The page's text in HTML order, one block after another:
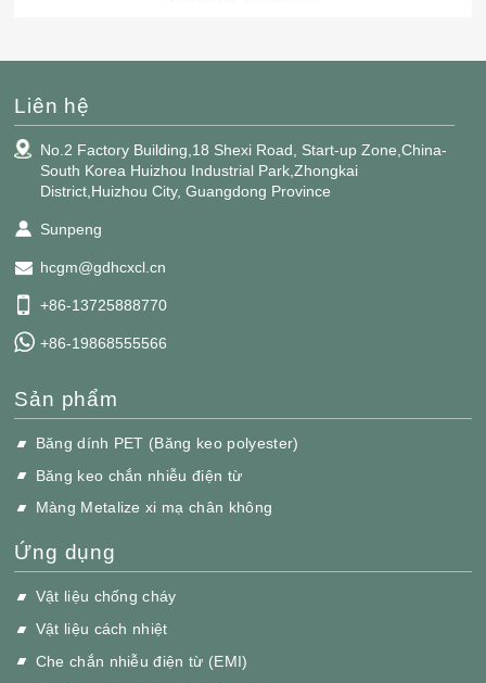
Liên hệ
No.2 Factory Building,18 Shexi Road, Start-up Zone,China-
South Korea Huizhou Industrial Park,Zhongkai
District,Huizhou City, Guangdong Province
Sunpeng
hcgm@gdhcxcl.cn
+86-13725888770
+86-19868555566
Sản phẩm
Băng dính PET (Băng keo polyester)
Băng keo chắn nhiễu điện từ
Màng Metalize xi mạ chân không
Ứng dụng
Vật liệu chống cháy
Vật liệu cách nhiệt
Che chắn nhiễu điện từ (EMI)